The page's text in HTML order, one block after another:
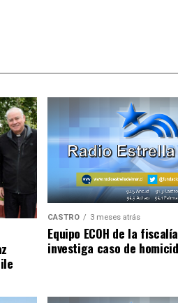
CASTRO 3 meses atrás
Equipo ECOH de la
investiga caso de